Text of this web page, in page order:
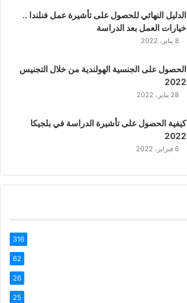
الدليل النهائي للحصول على تأشيرة عمل فنلندا ..
خيارات العمل بعد الدراسة
8 يناير، 2022
الحصول على الجنسية الهولندية من خلال التجنيس
2022
28 يناير، 2022
كيفية الحصول على تأشيرة الدراسة في بلجيكا
2022
6 فبراير، 2022
316
62
26
25